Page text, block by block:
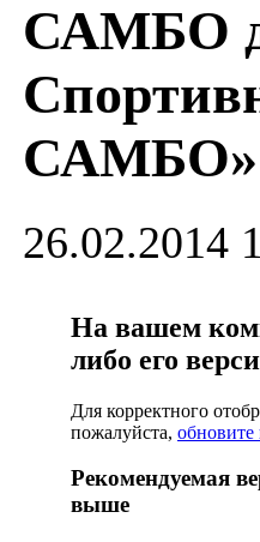
САМБО
САМБО»
26.02.2014
На вашем
либо его
Для корректного
пожалуйста, обновите
Рекомендуемая
выше